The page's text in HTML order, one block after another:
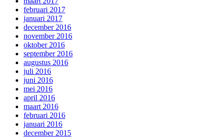
februari 2017
januari 2017
december 2016
november 2016
oktober 2016
september 2016
augustus 2016
juli 2016
juni 2016
mei 2016
april 2016
maart 2016
februari 2016
januari 2016
december 2015